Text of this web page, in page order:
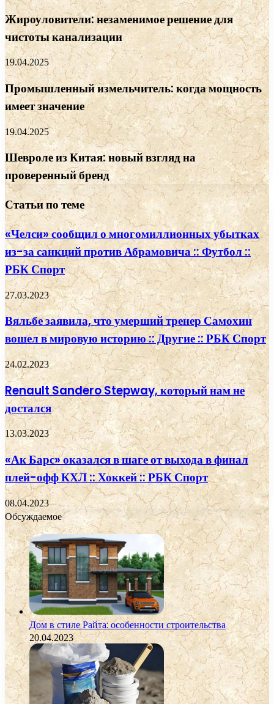
Жироуловители: незаменимое решение для
чистоты канализации
19.04.2025
Промышленный измельчитель: когда мощность
имеет значение
19.04.2025
Шевроле из Китая: новый взгляд на
проверенный бренд
Статьи по теме
«Челси» сообщил о многомиллионных убытках
из-за санкций против Абрамовича :: Футбол ::
РБК Спорт
27.03.2023
Вяльбе заявила, что умерший тренер Самохин
вошел в мировую историю :: Другие :: РБК Спорт
24.02.2023
Renault Sandero Stepway, который нам не
достался
13.03.2023
«Ак Барс» оказался в шаге от выхода в финал
плей-офф КХЛ :: Хоккей :: РБК Спорт
08.04.2023
Обсуждаемое
Дом в стиле Райта: особенности строительства
20.04.2023